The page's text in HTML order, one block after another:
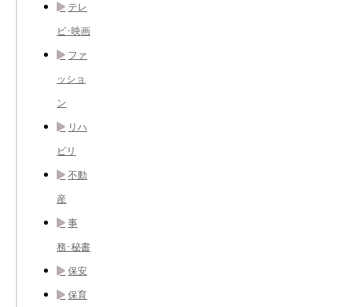
テレ
ビ･映画
ファ
ッショ
ン
リハ
ビリ
不動
産
事
務･秘書
保安
保育